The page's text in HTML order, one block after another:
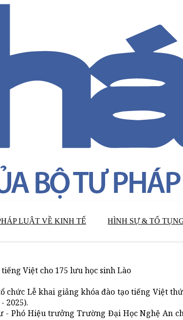
LUẬT VỀ KINH TẾ HÌNH SỰ & TỐ
Việt cho 175 lưu học sinh Lào
chức Lễ khai giảng khóa đào tạo tiếng Việt
2025).
- Phó Hiệu trưởng Trường Đại Học Nghệ An